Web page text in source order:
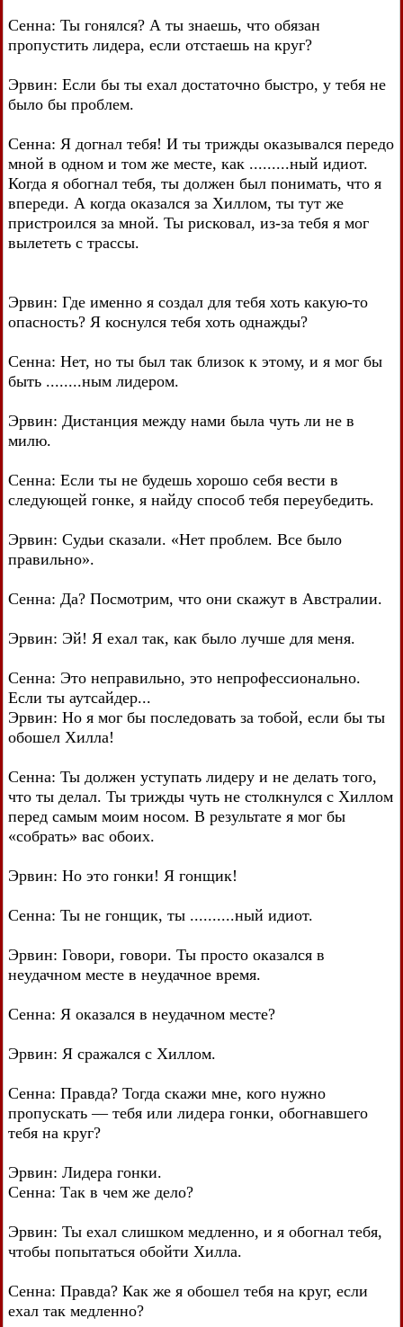
Сенна: Ты гонялся? А ты знаешь, что обязан
пропустить лидера, если отстаешь на круг?
Эрвин: Если бы ты ехал достаточно быстро, у тебя не
было бы проблем.
Сенна: Я догнал тебя! И ты трижды оказывался передо
мной в одном и том же месте, как .........ный идиот.
Когда я обогнал тебя, ты должен был понимать, что я
впереди. А когда оказался за Хиллом, ты тут же
пристроился за мной. Ты рисковал, из-за тебя я мог
вылететь с трассы.
Эрвин: Где именно я создал для тебя хоть какую-то
опасность? Я коснулся тебя хоть однажды?
Сенна: Нет, но ты был так близок к этому, и я мог бы
быть ........ным лидером.
Эрвин: Дистанция между нами была чуть ли не в
милю.
Сенна: Если ты не будешь хорошо себя вести в
следующей гонке, я найду способ тебя переубедить.
Эрвин: Судьи сказали. «Нет проблем. Все было
правильно».
Сенна: Да? Посмотрим, что они скажут в Австралии.
Эрвин: Эй! Я ехал так, как было лучше для меня.
Сенна: Это неправильно, это непрофессионально.
Если ты аутсайдер...
Эрвин: Но я мог бы последовать за тобой, если бы ты
обошел Хилла!
Сенна: Ты должен уступать лидеру и не делать того,
что ты делал. Ты трижды чуть не столкнулся с Хиллом
перед самым моим носом. В результате я мог бы
«собрать» вас обоих.
Эрвин: Но это гонки! Я гонщик!
Сенна: Ты не гонщик, ты ..........ный идиот.
Эрвин: Говори, говори. Ты просто оказался в
неудачном месте в неудачное время.
Сенна: Я оказался в неудачном месте?
Эрвин: Я сражался с Хиллом.
Сенна: Правда? Тогда скажи мне, кого нужно
пропускать — тебя или лидера гонки, обогнавшего
тебя на круг?
Эрвин: Лидера гонки.
Сенна: Так в чем же дело?
Эрвин: Ты ехал слишком медленно, и я обогнал тебя,
чтобы попытаться обойти Хилла.
Сенна: Правда? Как же я обошел тебя на круг, если
ехал так медленно?